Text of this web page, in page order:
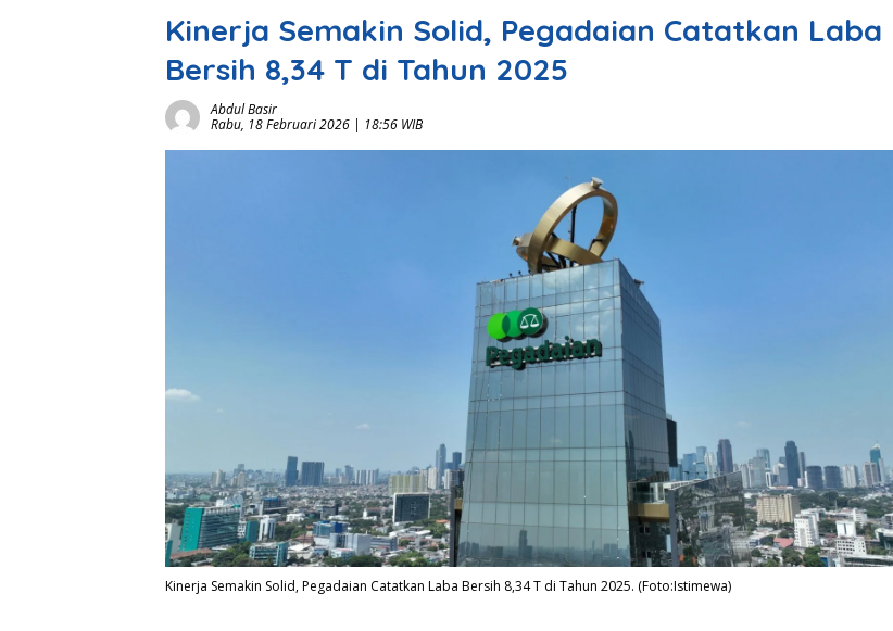
Kinerja Semakin Solid, Pegadaian Catatkan Laba
Bersih 8,34 T di Tahun 2025
Abdul Basir
Rabu, 18 Februari 2026 | 18:56 WIB
Kinerja Semakin Solid, Pegadaian Catatkan Laba Bersih 8,34 T di Tahun 2025. (Foto:Istimewa)